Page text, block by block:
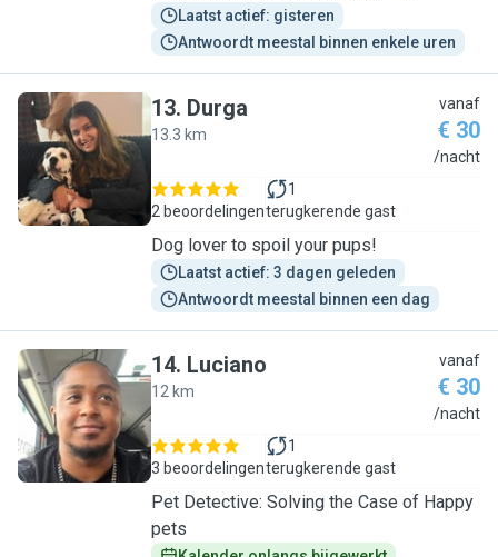
Laatst actief: gisteren
Antwoordt meestal binnen enkele uren
D
13. Durga
13.3 km
vanaf
€ 30
/nacht
2 beoordelingen
1
terugkerende gast
Dog lover to spoil your pups!
Laatst actief: 3 dagen geleden
Antwoordt meestal binnen een dag
L
14. Luciano
12 km
vanaf
€ 30
/nacht
3 beoordelingen
1
terugkerende gast
Pet Detective: Solving the Case of Happy
pets